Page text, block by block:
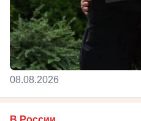
08.08.2026